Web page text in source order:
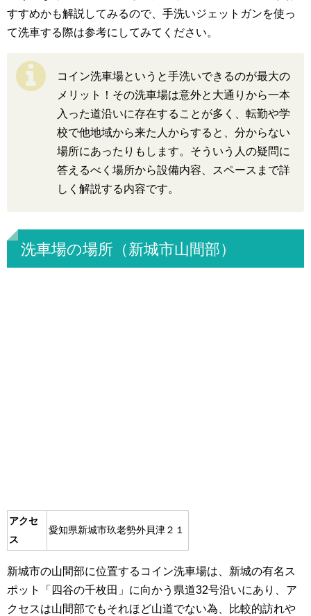
すすめかも解説してみるので、手洗いジェットガンを使っ
て洗車する際は参考にしてみてください。
コイン洗車場というと手洗いできるのが最大の
メリット！その洗車場は意外と大通りから一本
入った道沿いに存在することが多く、転勤や学
校で他地域から来た人からすると、分からない
場所にあったりもします。そういう人の疑問に
答えるべく場所から設備内容、スペースまで詳
しく解説する内容です。
洗車場の場所（新城市山間部）
アクセ
ス
愛知県新城市玖老勢外貝津２１
新城市の山間部に位置するコイン洗車場は、新城の有名ス
ポット「四谷の千枚田」に向かう県道32号沿いにあり、ア
クセスは山間部でもそれほど山道でない為、比較的訪れや